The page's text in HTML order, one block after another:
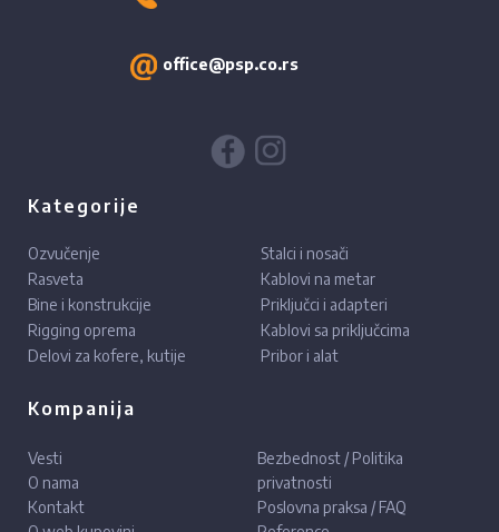
office@psp.co.rs
Kategorije
Ozvučenje
Rasveta
Bine i konstrukcije
Rigging oprema
Delovi za kofere, kutije
Stalci i nosači
Kablovi na metar
Priključci i adapteri
Kablovi sa priključcima
Pribor i alat
Kompanija
Vesti
O nama
Kontakt
Bezbednost / Politika
privatnosti
Poslovna praksa / FAQ